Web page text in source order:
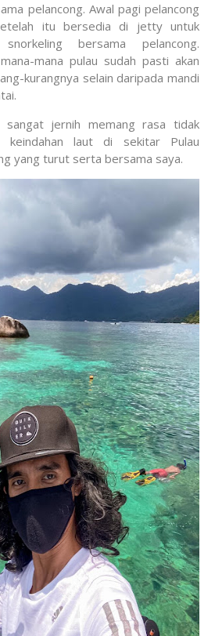
pelancong. Awal pagi pelancong
itu bersedia di jetty untuk
bersama pelancong.
mana pulau sudah pasti akan
kurangnya selain daripada mandi
sangat jernih memang rasa tidak
keindahan laut di sekitar Pulau
yang turut serta bersama saya.